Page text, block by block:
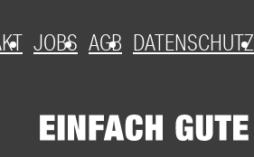
JOBS AGB DATENSCHUTZ